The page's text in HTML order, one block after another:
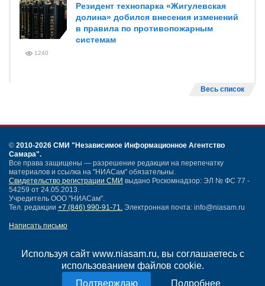
Используя сайт www.niasam.ru, вы соглашаетесь с
использованием файлов cookie.
Подробнее
Резидент технопарка «Жигулевская
долина» добился внесения изменений
в правила по противопожарным
системам
1240
Весь список
© 2010-2026 СМИ "Независимое Информационное Агентство
Самара".
Все права защищены — разрешение редакции на перепечатку
материалов и ссылка на "НИАСам" обязательны.
Свидетельство регистрации СМИ выдано Роскомнадзор: ЭЛ № ФС 77 -
54259 от 24.05.2013.
Учредитель ООО "НИАСам".
Тел. редакции +7 (846) 990-91-71. Электронная почта: info@niasam.ru
Написать письмо
Нашли ошибку?
Политика конфиденциальности
Согласие на обработку персональных данных